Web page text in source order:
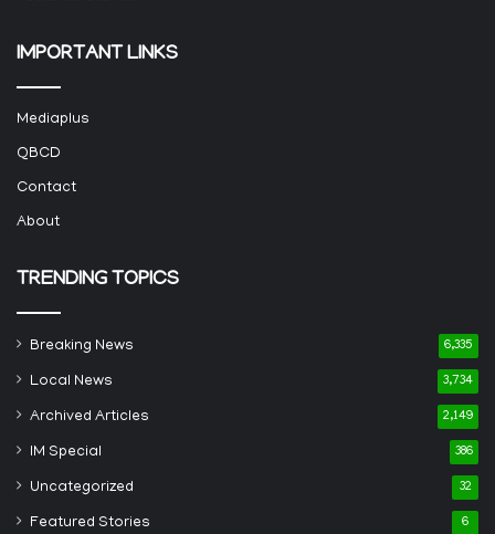
IMPORTANT LINKS
Mediaplus
QBCD
Contact
About
TRENDING TOPICS
Breaking News 6,335
Local News 3,734
Archived Articles 2,149
IM Special 386
Uncategorized 32
Featured Stories 6